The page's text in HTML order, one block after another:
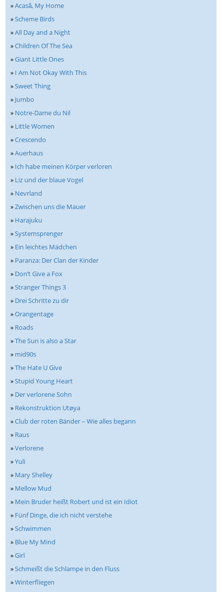
»Acasă, My Home
»Scheme Birds
»All Day and a Night
»Children Of The Sea
»Giant Little Ones
» I Am Not Okay With This
»Sweet Thing
» Jumbo
» Notre-Dame du Nil
» Little Women
»Crescendo
»Auerhaus
» Ich habe meinen Körper verloren
» Liz und der blaue Vogel
» Nevrland
»Zwischen uns die Mauer
» Harajuku
»Systemsprenger
» Ein leichtes Mädchen
» Paranza: Der Clan der Kinder
» Don’t Give a Fox
»Stranger Things 3
» Drei Schritte zu dir
»Orangentage
» Roads
»The Sun is also a Star
» mid90s
»The Hate U Give
»Stupid Young Heart
» Der verlorene Sohn
» Rekonstruktion Utøya
»Club der roten Bänder – Wie alles begann
» Raus
»Verlorene
»Yuli
» Mary Shelley
» Mellow Mud
» Mein Bruder heißt Robert und ist ein Idiot
» Fünf Dinge, die ich nicht verstehe
»Schwimmen
» Blue My Mind
»Girl
»Schmeißt die Schlampe in den Fluss
»Winterfliegen